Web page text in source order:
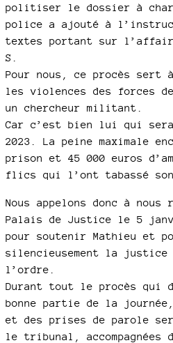
politiser le dossier à
police a ajouté à
textes portant sur
S.
Pour nous, ce procès sert
les violences des forces
un chercheur militant.
Car c’est bien lui qui
2023. La peine maximale
prison et 45 000 euros
flics qui l’ont tabassé
Nous appelons donc à nous
Palais de Justice le 5
pour soutenir Mathieu et
silencieusement la
l’ordre.
Durant tout le procès qui
bonne partie de la
et des prises de parole
le tribunal, accompagnées